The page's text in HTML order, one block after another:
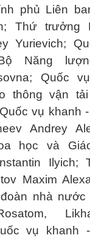
phủ Liên
Thứ trưởng
Yurievich;
Năng
Quốc
thông vận
vụ khanh
Andrey
học và
Maxim
nhà
vụ khanh